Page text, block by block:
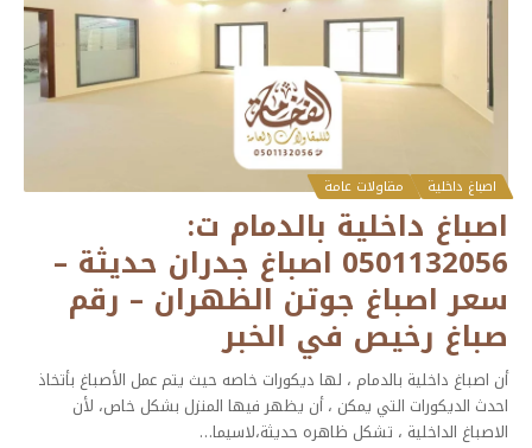
اصباغ داخلية مقاولات عامة
اصباغ داخلية بالدمام ت:
0501132056 اصباغ جدران حديثة –
سعر اصباغ جوتن الظهران – رقم
صباغ رخيص في الخبر
أن اصباغ داخلية بالدمام ، لها ديكورات خاصه حيث يتم عمل الأصباغ بأتخاذ
احدث الديكورات التي يمكن ، أن يظهر فيها المنزل بشكل خاص، لأن
الاصباغ الداخلية ، تشكل ظاهره حديثة،لاسيما…